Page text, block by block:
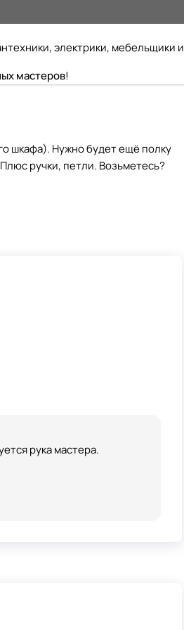
электрики, мебельщики и
мастеров!
шкафа). Нужно будет ещё полку
ручки, петли. Возьметесь?
рука мастера.